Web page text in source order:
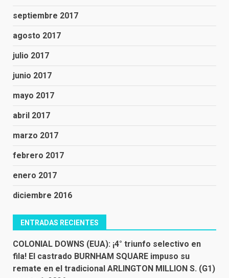
septiembre 2017
agosto 2017
julio 2017
junio 2017
mayo 2017
abril 2017
marzo 2017
febrero 2017
enero 2017
diciembre 2016
ENTRADAS RECIENTES
COLONIAL DOWNS (EUA): ¡4° triunfo selectivo en
fila! El castrado BURNHAM SQUARE impuso su
remate en el tradicional ARLINGTON MILLION S. (G1)